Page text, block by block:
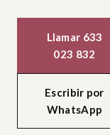
Llamar 633
023 832
Escribir por
WhatsApp